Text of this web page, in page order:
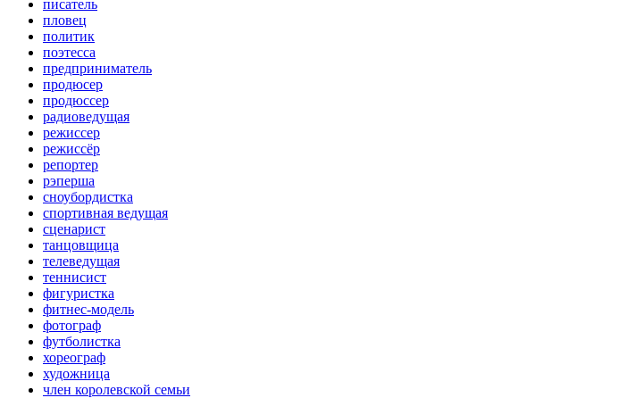
писатель
пловец
политик
поэтесса
предприниматель
продюсер
продюссер
радиоведущая
режиссер
режиссёр
репортер
рэперша
сноубордистка
спортивная ведущая
сценарист
танцовщица
телеведущая
теннисист
фигуристка
фитнес-модель
фотограф
футболистка
хореограф
художница
член королевской семьи